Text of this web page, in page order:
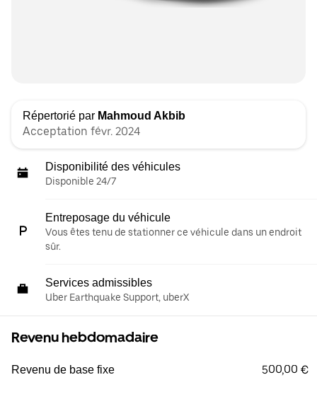
Répertorié par Mahmoud Akbib
Acceptation févr. 2024
Disponibilité des véhicules
Disponible 24/7
Entreposage du véhicule
Vous êtes tenu de stationner ce véhicule dans un endroit
sûr.
Services admissibles
Uber Earthquake Support, uberX
Revenu hebdomadaire
Revenu de base fixe 500,00 €